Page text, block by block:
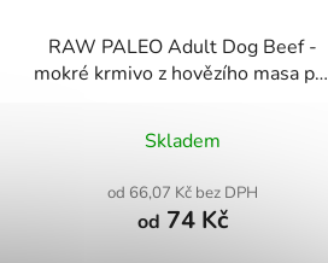
RAW PALEO Adult Dog Beef -
mokré krmivo z hovězího masa pro
hodnocení
produktu
je
Skladem
od 66,07 Kč bez DPH
od 74 Kč